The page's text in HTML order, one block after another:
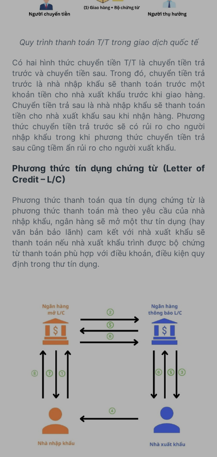
Quy trình thanh toán T/T trong giao dịch quốc tế
Có hai hình thức chuyển tiền T/T là chuyển tiền trả
trước và chuyển tiền sau. Trong đó, chuyển tiền trả
trước là nhà nhập khẩu sẽ thanh toán trước một
khoản tiền cho nhà xuất khẩu trước khi giao hàng.
Chuyển tiền trả sau là nhà nhập khẩu sẽ thanh toán
tiền cho nhà xuất khẩu sau khi nhận hàng. Phương
thức chuyển tiền trả trước sẽ có rủi ro cho người
nhập khẩu trong khi phương thức chuyển tiền trả
sau cũng tiềm ẩn rủi ro cho người xuất khẩu.
Phương thức tín dụng chứng từ (Letter of
Credit – L/C)
Phương thức thanh toán qua tín dụng chứng từ là
phương thức thanh toán mà theo yêu cầu của nhà
nhập khẩu, ngân hàng sẽ mở một thư tín dụng (hay
văn bản bảo lãnh) cam kết với nhà xuất khẩu sẽ
thanh toán nếu nhà xuất khẩu trình được bộ chứng
từ thanh toán phù hợp với điều khoản, điều kiện quy
định trong thư tín dụng.